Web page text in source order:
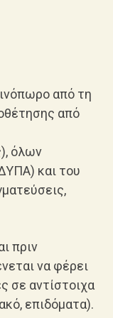
από τη
από
όλων
και του
πριν
να φέρει
σε αντίστοιχα
επιδόματα).